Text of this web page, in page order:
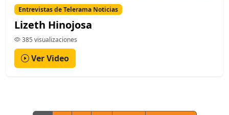
Entrevistas de Telerama Noticias
Lizeth Hinojosa
385 visualizaciones
Ver Video